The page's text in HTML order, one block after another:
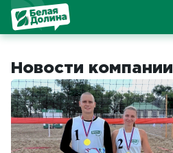
Новости компании